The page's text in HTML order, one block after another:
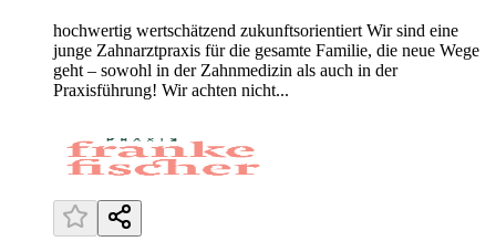
hochwertig wertschätzend zukunftsorientiert Wir sind eine
junge Zahnarztpraxis für die gesamte Familie, die neue Wege
geht – sowohl in der Zahnmedizin als auch in der
Praxisführung! Wir achten nicht...